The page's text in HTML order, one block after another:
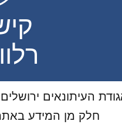
העיתונאים
חלק מן המידע